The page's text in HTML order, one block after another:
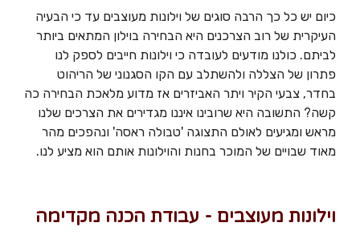
כיום יש כל כך הרבה סוגים של וילונות מעוצבים עד כי הבעיה
העיקרית של רוב הצרכנים היא הבחירה בוילון המתאים ביותר
לביתם. כולנו מודעים לעובדה כי וילונות חייבים לספק לנו
פתרון של הצללה ולהשתלב עם הקו הסגנוני של הריהוט
בחדר, צבעי הקיר ויתר האביזרים אז מדוע מלאכת הבחירה כה
קשה? התשובה היא שרובינו איננו מגדירים את הצרכים שלנו
מראש ומגיעים לאולם התצוגה 'טבולה ראסה' ונהפכים מהר
מאוד שבויים של המוכר בחנות והוילונות אותם הוא מציע לנו.
וילונות מעוצבים - עבודת הכנה מקדימה